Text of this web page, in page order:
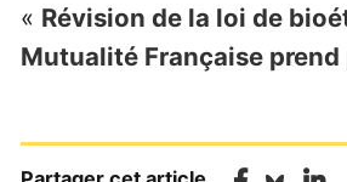
« Révision de la loi de
Mutualité Française